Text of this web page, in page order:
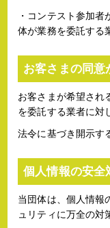
・コンテスト参加
体が業務を委託する
お客さまの同意
お客さまが希望され
を委託する業者に対
法令に基づき開示す
個人情報の安全
当団体は、個人情報
ュリティに万全の対